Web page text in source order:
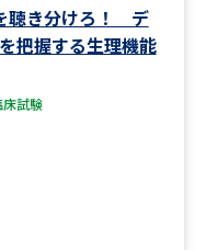
分野解説
ト
聴き分けろ！ デ
把握する生理機能
試験